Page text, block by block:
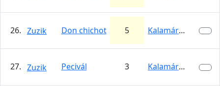
26. Zuzik Don chichot 5 Kalamárka
27. Zuzik Pecivál 3 Kalamárka